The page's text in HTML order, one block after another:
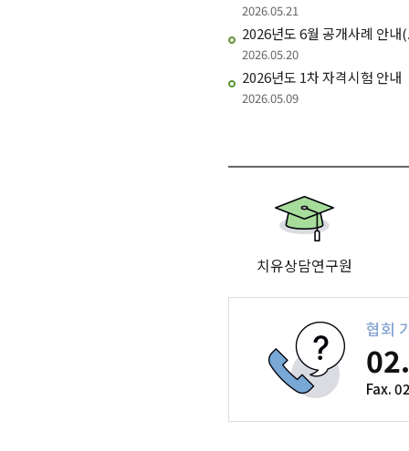
2026.05.21
2026년도 6월 공개사례 안
2026.05.20
2026년도 1차 자격시험 안내
2026.05.09
치유상담연구원
협회
Fax.